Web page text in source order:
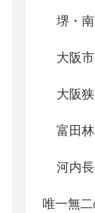
堺・
大阪
大阪
富田
河内
唯一無